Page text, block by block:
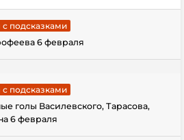
подсказками
6 февраля
подсказками
голы Василевского, Тарасова,
6 февраля